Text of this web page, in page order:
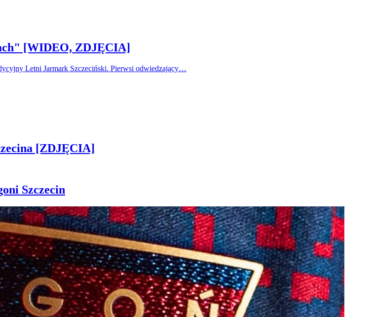
[WIDEO, ZDJĘCIA]
Letni Jarmark Szczeciński. Pierwsi odwiedzający…
[ZDJĘCIA]
Szczecin